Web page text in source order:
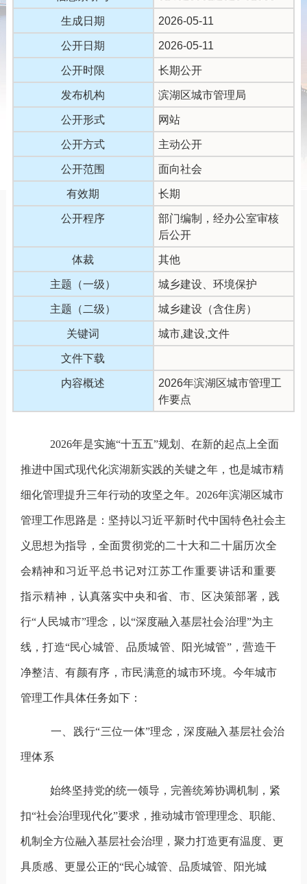
生成日期 2026-05-11
公开日期 2026-05-11
公开时限 长期公开
发布机构 滨湖区城市管理局
公开形式 网站
公开方式 主动公开
公开范围 面向社会
有效期 长期
公开程序
部门编制，经办公室审核
后公开
体裁 其他
主题（一级） 城乡建设、环境保护
主题（二级） 城乡建设（含住房）
关键词 城市,建设,文件
文件下载
内容概述
2026年滨湖区城市管理工
作要点
2026年是实施“十五五”规划、在新的起点上全面
推进中国式现代化滨湖新实践的关键之年，也是城市精
细化管理提升三年行动的攻坚之年。 2026年滨湖区城市
管理工作思路是： 坚持以习近平新时代中国特色社会主
义思想为指导，全面贯彻党的二十大和二十届历次全
会精神和习近平总书记对江苏工作重要讲话和重要
指示精神 ，认真落实中央和省、市 、区决策部署， 践
行“ 人民城市”理念，以“深度融入基层社会治理”为主
线，打造“民心城管、品质城管、阳光城管” ，营造干
净整洁、有颜有序，市民满意的城市环境。今年城市
管理工作具体任务如下：
一、践行“三位一体”理念，深度融入基层社会治
理体系
始终坚持党的统一领导，完善统筹协调机制，紧
扣“社会治理现代化”要求，推动城市管理理念、职能、
机制全方位融入基层社会治理，聚力打造更有温度、更
具质感、更显公正的“民心城管、品质城管、阳光城